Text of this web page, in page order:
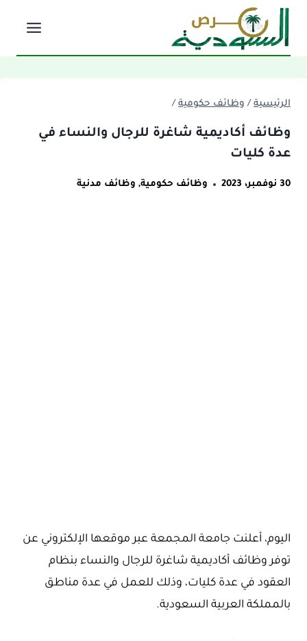
التجاوز
المحتوى
الرئيسية / وظائف حكومية /
وظائف أكاديمية شاغرة للرجال والنساء في
عدة كليات
30 نوفمبر، 2023 وظائف حكومية, وظائف مدنية
اليوم، أعلنت جامعة المجمعة عبر موقعها الإلكتروني عن
توفر وظائف أكاديمية شاغرة للرجال والنساء بنظام
العقود في عدة كليات، وذلك للعمل في عدة مناطق
بالمملكة العربية السعودية.